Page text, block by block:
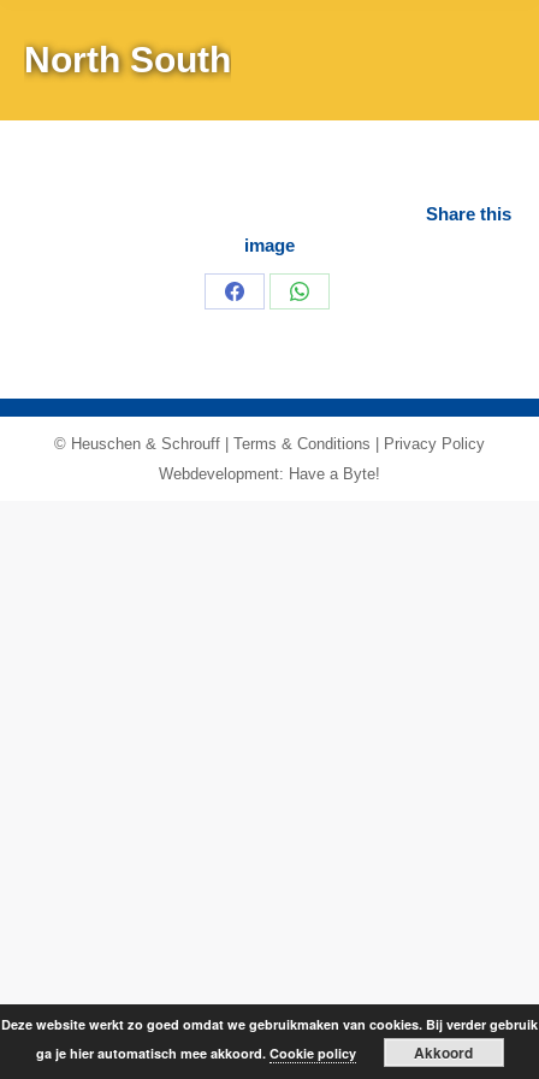
North South
Share this
image
Share
Share
© Heuschen & Schrouff | Terms & Conditions
Privacy Policy
Webdevelopment: Have a Byte!
Deze website werkt zo goed omdat we gebruikmaken van cookies. Bij verder gebruik
ga je hier automatisch mee akkoord. Cookie policy Akkoord